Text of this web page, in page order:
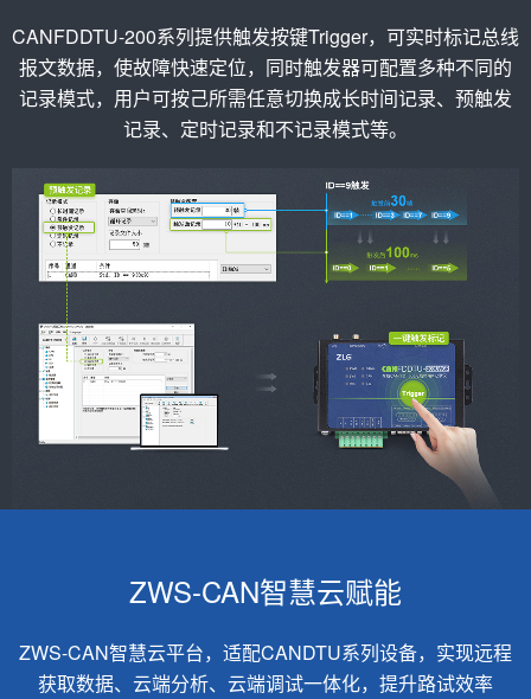
CANFDDTU-200系列提供触发按键Trigger，可实时标记总线
报文数据，使故障快速定位，同时触发器可配置多种不同的
记录模式，用户可按己所需任意切换成长时间记录、预触发
记录、定时记录和不记录模式等。
ZWS-CAN智慧云赋能
ZWS-CAN智慧云平台，适配CANDTU系列设备，实现远程
获取数据、云端分析、云端调试一体化，提升路试效率